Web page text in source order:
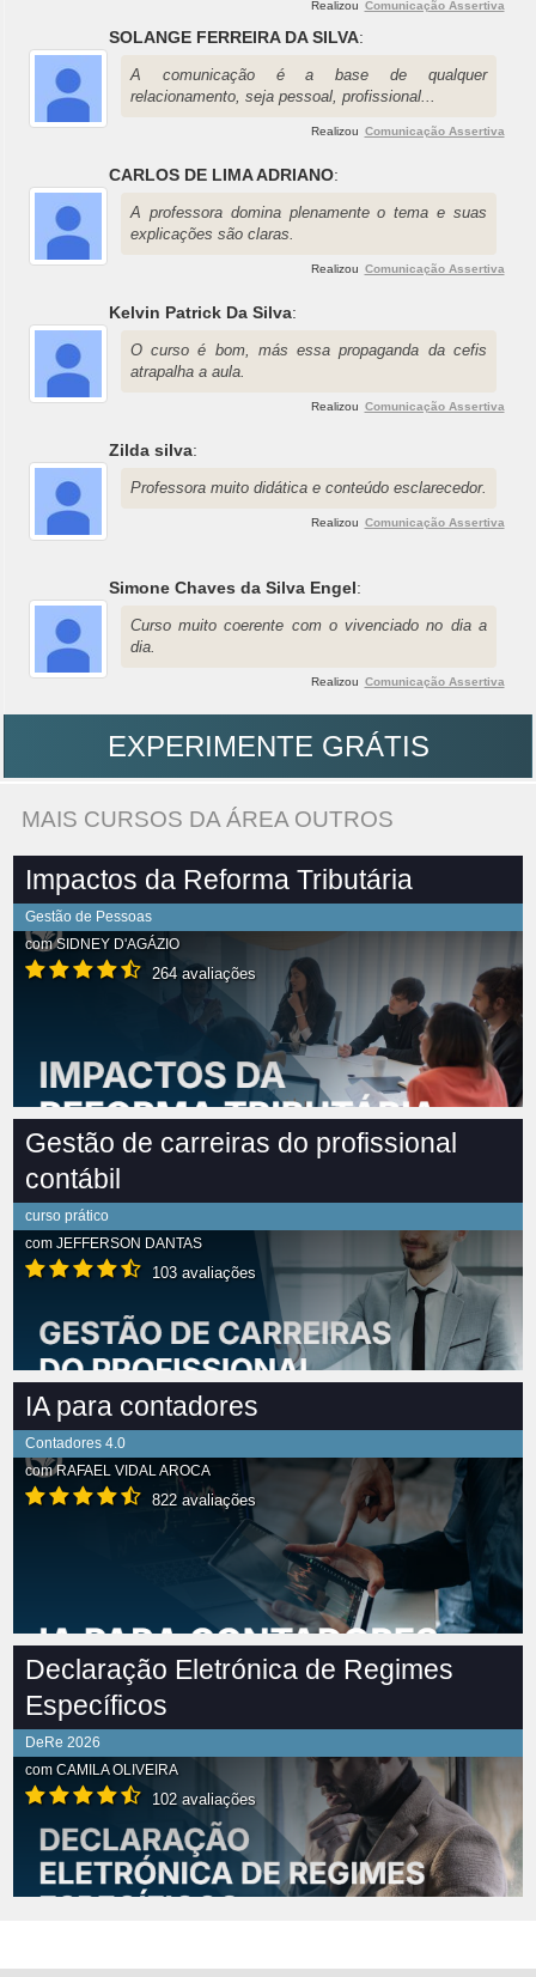
Realizou Comunicação Assertiva
SOLANGE FERREIRA DA SILVA:
A comunicação é a base de qualquer
relacionamento, seja pessoal, profissional...
Realizou Comunicação Assertiva
CARLOS DE LIMA ADRIANO:
A professora domina plenamente o tema e suas
explicações são claras.
Realizou Comunicação Assertiva
Kelvin Patrick Da Silva:
O curso é bom, más essa propaganda da cefis
atrapalha a aula.
Realizou Comunicação Assertiva
Zilda silva:
Professora muito didática e conteúdo esclarecedor.
Realizou Comunicação Assertiva
Simone Chaves da Silva Engel:
Curso muito coerente com o vivenciado no dia a
dia.
Realizou Comunicação Assertiva
EXPERIMENTE GRÁTIS
MAIS CURSOS DA ÁREA OUTROS
Impactos da Reforma Tributária
Gestão de Pessoas
comSIDNEY D'AGÁZIO
264 avaliações
Gestão de carreiras do profissional
contábil
curso prático
com JEFFERSON DANTAS
103 avaliações
IA para contadores
Contadores 4.0
comRAFAEL VIDAL AROCA
822 avaliações
Declaração Eletrónica de Regimes
Específicos
DeRe 2026
com CAMILA OLIVEIRA
102 avaliações